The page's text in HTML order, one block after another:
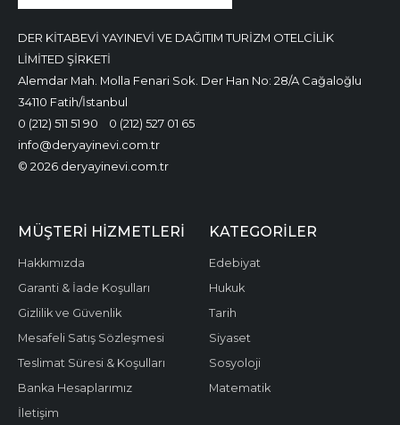
DER KİTABEVİ YAYINEVİ VE DAĞITIM TURİZM OTELCİLİK
LİMİTED ŞİRKETİ
Alemdar Mah. Molla Fenari Sok. Der Han No: 28/A Cağaloğlu
34110 Fatih/İstanbul
0 (212) 511 51 90
0 (212) 527 01 65
info@deryayinevi.com.tr
© 2026 deryayinevi.com.tr
MÜŞTERI HIZMETLERI
Hakkımızda
Garanti & İade Koşulları
Gizlilik ve Güvenlik
Mesafeli Satış Sözleşmesi
Teslimat Süresi & Koşulları
Banka Hesaplarımız
İletişim
KATEGORILER
Edebiyat
Hukuk
Tarih
Siyaset
Sosyoloji
Matematik